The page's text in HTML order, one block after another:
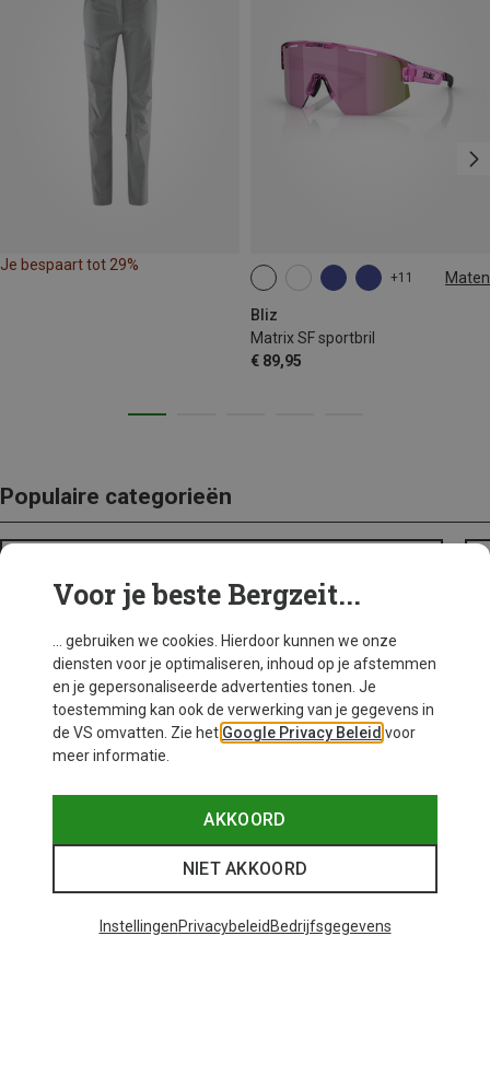
Je bespaart tot 29%
+11 Maten
Bliz
Matrix SF sportbril
€ 89,95
ONE SIZE
Populaire categorieën
Voor je beste Bergzeit...
... gebruiken we cookies. Hierdoor kunnen we onze
diensten voor je optimaliseren, inhoud op je afstemmen
en je gepersonaliseerde advertenties tonen. Je
toestemming kan ook de verwerking van je gegevens in
de VS omvatten. Zie het Google Privacy Beleid voor
meer informatie.
AKKOORD
NIET AKKOORD
InstellingenPrivacybeleid Bedrijfsgegevens